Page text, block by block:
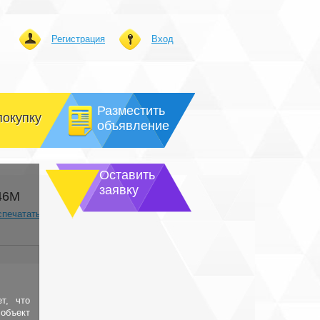
Вход
Регистрация
Разместить
объявление
что
Оставить
заявку